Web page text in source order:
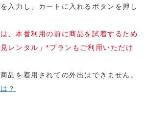
入力し、カートに入れるボタンを押し
、本番利用の前に商品を試着するため
レンタル」*プランもご利用いただけ
品を着用されての外出はできません。
？